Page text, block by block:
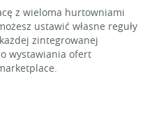
z wieloma hurtowniami
ustawić własne reguły
zintegrowanej
wystawiania ofert